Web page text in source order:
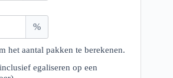
%
het aantal pakken te berekenen.
egaliseren op een